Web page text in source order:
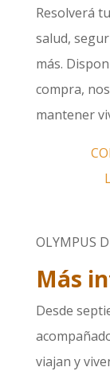
Resolverá
salud,
más.
compra,
mantener
OLYMPUS
Más
Desde
viajan y